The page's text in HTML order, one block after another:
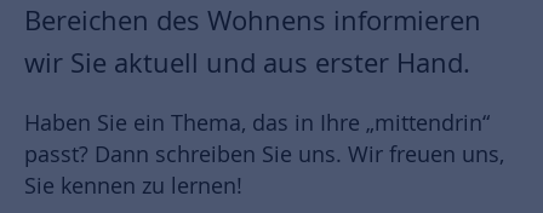
Bereichen des Wohnens informieren
wir Sie aktuell und aus erster Hand.
Haben Sie ein Thema, das in Ihre „mittendrin“
passt? Dann schreiben Sie uns. Wir freuen uns,
Sie kennen zu lernen!